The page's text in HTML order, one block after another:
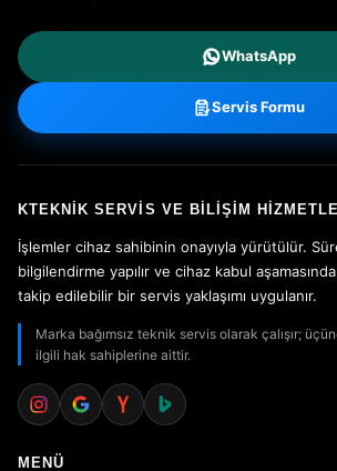
WhatsApp
Servis Formu
KTEKNIK SERVIS VE BILIŞIM
İşlemler cihaz sahibinin onayıyla yürütülür.
bilgilendirme yapılır ve cihaz kabul
takip edilebilir bir servis yaklaşımı uygulanır.
Marka bağımsız teknik servis olarak çalışır;
ilgili hak sahiplerine aittir.
MENÜ